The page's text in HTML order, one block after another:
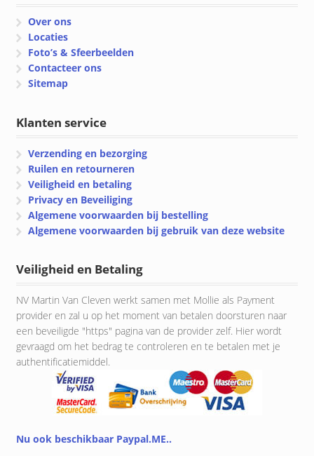
Over ons
Locaties
Foto’s & Sfeerbeelden
Contacteer ons
Sitemap
Klanten service
Verzending en bezorging
Ruilen en retourneren
Veiligheid en betaling
Privacy en Beveiliging
Algemene voorwaarden bij bestelling
Algemene voorwaarden bij gebruik van deze website
Veiligheid en Betaling
NV Martin Van Cleven werkt samen met Mollie als Payment
provider en zal u op het moment van betalen doorsturen naar
een beveiligde "https" pagina van de provider zelf. Hier wordt
gevraagd om het bedrag te controleren en te betalen met je
authentificatiemiddel.
Nu ook beschikbaar Paypal.ME..